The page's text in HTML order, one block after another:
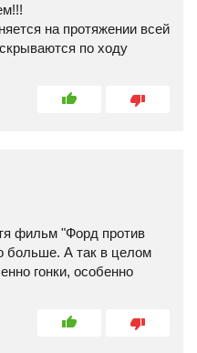
на протяжении всей
по ходу
фильм "Форд против
больше. А так в целом
гонки, особенно